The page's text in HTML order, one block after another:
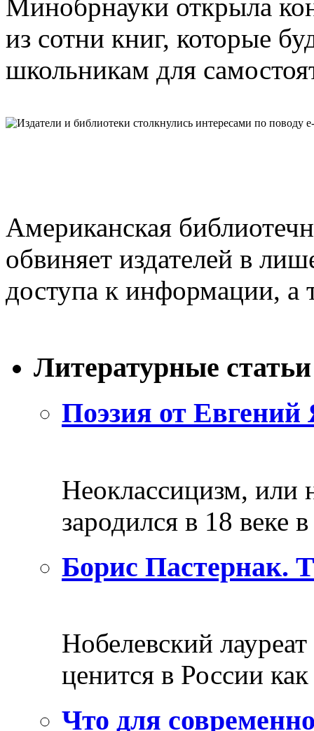
Минобрнауки открыла
из сотни книг, которые
школьникам для
Американская
обвиняет издателей в
доступа к информации, а
Литературные статьи
Поэзия от Евгений
Неоклассицизм, или
зародился в 18 веке
Борис Пастернак.
Нобелевский
ценится в России
Что для